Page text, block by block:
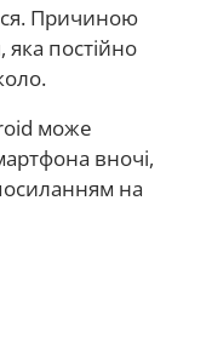
Причиною
яка постійно
може
вночі,
на